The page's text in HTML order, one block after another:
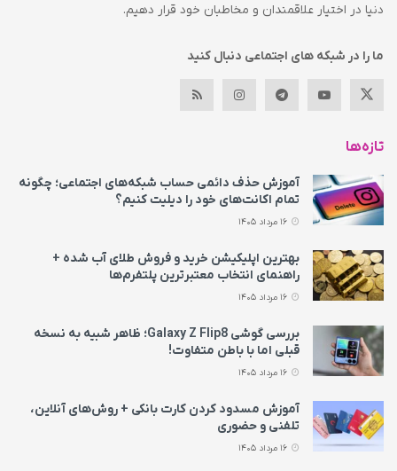
دنیا در اختیار علاقمندان و مخاطبان خود قرار دهیم.
ما را در شبکه های اجتماعی دنبال کنید
تازه‌ها
آموزش حذف دائمی حساب شبکه‌های اجتماعی؛ چگونه
تمام اکانت‌های خود را دیلیت کنیم؟
بهترین اپلیکیشن خرید و فروش طلای آب شده +
راهنمای انتخاب معتبرترین پلتفرم‌ها
بررسی گوشی Galaxy Z Flip8؛ ظاهر شبیه به نسخه
قبلی اما با باطن متفاوت!
آموزش مسدود کردن کارت بانکی + روش‌های آنلاین،
تلفنی و حضوری